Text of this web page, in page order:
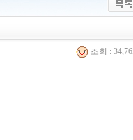
조회 :